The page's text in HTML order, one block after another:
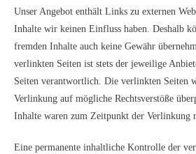
Unser Angebot enthält Links zu externen
Inhalte wir keinen Einfluss haben. Deshalb
fremden Inhalte auch keine Gewähr
verlinkten Seiten ist stets der jeweilige
Seiten verantwortlich. Die verlinkten Seiten
Verlinkung auf mögliche Rechtsverstöße
Inhalte waren zum Zeitpunkt der Verlinkung
Eine permanente inhaltliche Kontrolle der